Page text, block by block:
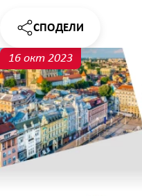
СПОДЕЛИ
НОВИНАТА
16 окт 2023